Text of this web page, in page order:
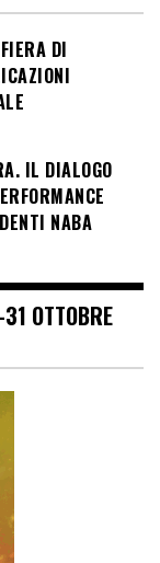
DI
IL DIALOGO
NABA
OTTOBRE